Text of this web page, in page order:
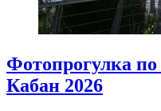
Фотопрогулка по
Кабан 2026